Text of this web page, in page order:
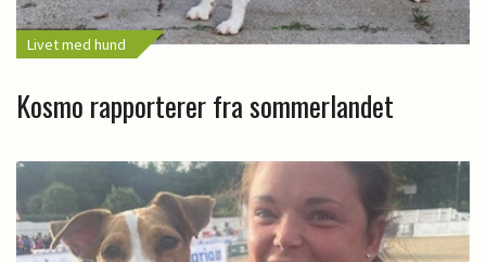
Livet med hund
Kosmo rapporterer fra sommerlandet